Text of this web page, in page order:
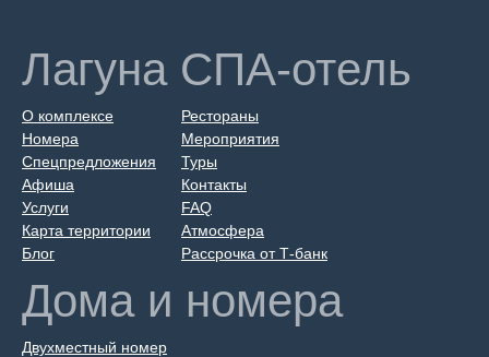
Лагуна СПА-отель
О комплексе
Номера
Спецпредложения
Афиша
Услуги
Карта территории
Блог
Рестораны
Мероприятия
Туры
Контакты
FAQ
Атмосфера
Рассрочка от Т-банк
Дома и номера
Двухместный номер